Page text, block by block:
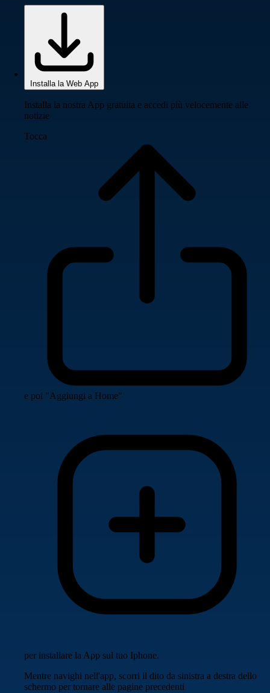
Installa la Web App
Installa la nostra App gratuita e accedi più velocemente alle
notizie
Tocca
e poi "Aggiungi a Home"
per installare la App sul tuo Iphone.
Mentre navighi nell'app, scorri il dito da sinistra a destra dello
schermo per tornare alle pagine precedenti